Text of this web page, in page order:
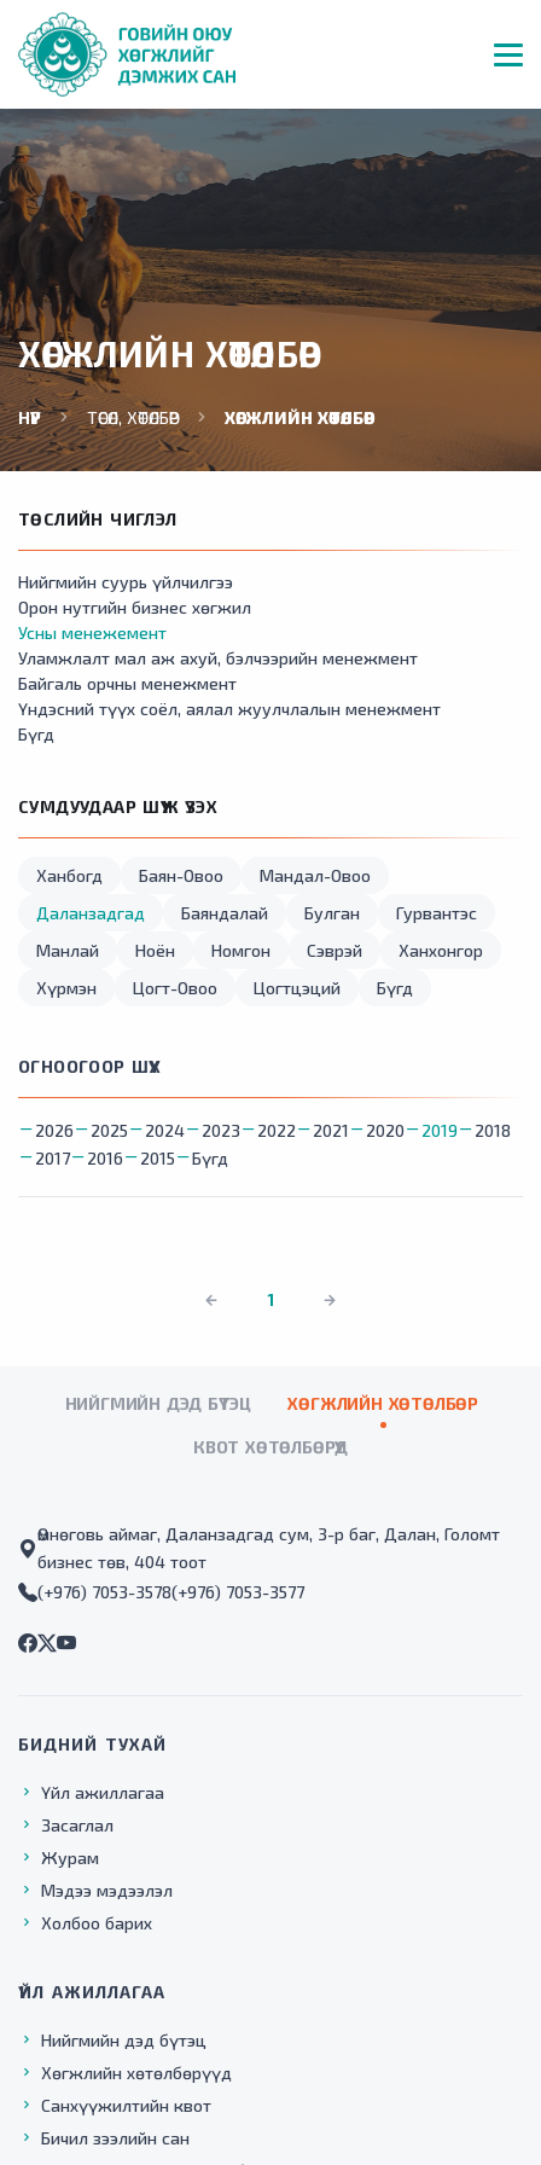
ХӨГЖЛИЙН ХӨТӨЛБӨР
НҮҮР ТӨСӨЛ, ХӨТӨЛБӨР ХӨГЖЛИЙН ХӨТӨЛБӨР
ТӨСЛИЙН ЧИГЛЭЛ
Нийгмийн суурь үйлчилгээ
Орон нутгийн бизнес хөгжил
Усны менежемент
Уламжлалт мал аж ахуй, бэлчээрийн менежмент
Байгаль орчны менежмент
Үндэсний түүх соёл, аялал жуулчлалын менежмент
Бүгд
СУМДУУДААР ШҮҮЖ ҮЗЭХ
Ханбогд Баян-Овоо
Мандал-Овоо
Даланзадгад
Баяндалай Булган
Гурвантэс
Манлай
Ноён Номгон Сэврэй
Ханхонгор
Хүрмэн
Цогт-Овоо Цогтцэций Бүгд
ОГНООГООР ШҮҮХ
2026 2025 2024 2023 2022 2021 2020 2019
2018
2017
2016 2015 Бүгд
1
НИЙГМИЙН ДЭД БҮТЭЦ ХӨГЖЛИЙН ХӨТӨЛБӨР
КВОТ ХӨТӨЛБӨРҮҮД
Өмнөговь аймаг, Даланзадгад сум, 3-р баг, Далан, Голомт
бизнес төв, 404 тоот
(+976) 7053-3578(+976) 7053-3577
БИДНИЙ ТУХАЙ
Үйл ажиллагаа
Засаглал
Журам
Мэдээ мэдээлэл
Холбоо барих
ҮЙЛ АЖИЛЛАГАА
Нийгмийн дэд бүтэц
Хөгжлийн хөтөлбөрүүд
Санхүүжилтийн квот
Бичил зээлийн сан